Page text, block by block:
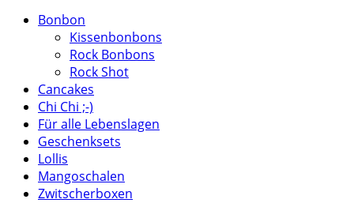
Bonbon
Kissenbonbons
Rock Bonbons
Rock Shot
Cancakes
Chi Chi ;-)
Für alle Lebenslagen
Geschenksets
Lollis
Mangoschalen
Zwitscherboxen